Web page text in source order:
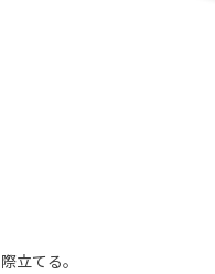
立てる。